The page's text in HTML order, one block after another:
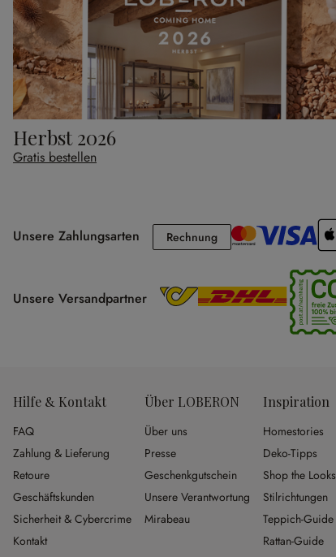
Herbst 2026
Gratis bestellen
Unsere Zahlungsarten RechnungRechnung
Unsere Versandpartner
Hilfe & Kontakt
FAQ
Zahlung & Lieferung
Retoure
Geschäftskunden
Sicherheit & Cybercrime
Kontakt
Über LOBERON
Über uns
Presse
Geschenkgutschein
Unsere Verantwortung
Mirabeau
Inspiration
Homestories
Deko-Tipps
Shop the Looks
Stilrichtungen
Teppich-Guide
Rattan-Guide